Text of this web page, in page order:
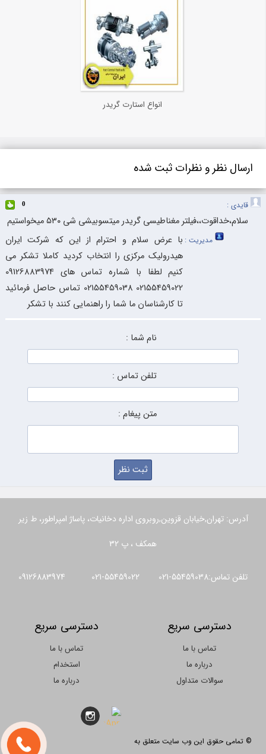
انواع استارت گریدر
ارسال نظر و نظرات ثبت شده
قایدی : 0
سلام،خداقوت،،فیلتر مغناطیسی گریدر میتسوبیشی شی ۵۳۰ میخواستیم
مدیریت : با عرض سلام و احترام از این که شرکت ایران
هیدرولیک مرکزی را انتخاب کردید کاملا تشکر می
کنیم لطفا با شماره تماس های 09126883974
02155459022 02155459038 تماس حاصل فرمائید
تا کارشناسان ما شما را راهنمایی کنند با تشکر
نام شما :
تلفن تماس :
متن پیغام :
آدرس: تهران,خیابان قزوین,روبروی اداره دخانیات، پاساژ امپراطور، ط زیر
همکف ، پ 32
تلفن تماس:55459038-021 55459022-021 09126883974
دسترسی سریع
تماس با ما
درباره ما
سوالات متداول
دسترسی سریع
تماس با ما
استخدام
درباره ما
© تمامی حقوق این وب سایت متعلق به